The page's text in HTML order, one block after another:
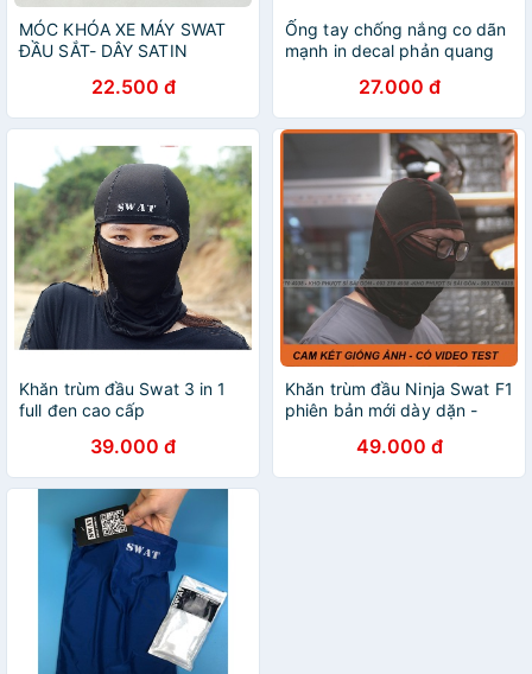
MÓC KHÓA XE MÁY SWAT
ĐẦU SẮT- DÂY SATIN
22.500 đ
Ống tay chống nắng co dãn
mạnh in decal phản quang
27.000 đ
Khăn trùm đầu Swat 3 in 1
full đen cao cấp
39.000 đ
Khăn trùm đầu Ninja Swat F1
phiên bản mới dày dặn -
49.000 đ